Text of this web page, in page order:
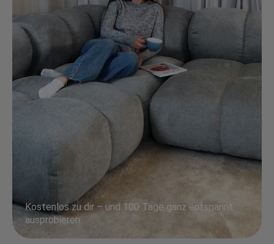
Kostenlos zu dir – und 100 Tage ganz entspannt
ausprobieren.